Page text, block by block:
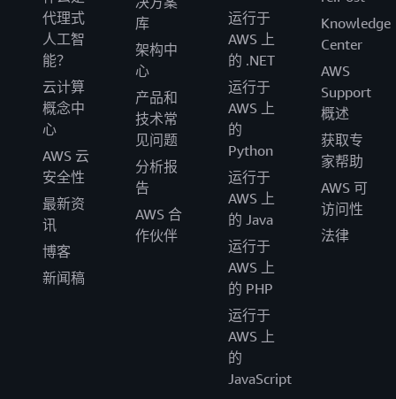
代理式
人工智
能？
云计算
概念中
心
AWS 云
安全性
最新资
讯
博客
新闻稿
库
架构中
心
产品和
技术常
见问题
分析报
告
AWS 合
作伙伴
运行于
AWS 上
的 .NET
运行于
AWS 上
的
Python
运行于
AWS 上
的 Java
运行于
AWS 上
的 PHP
运行于
AWS 上
的
JavaScript
Knowledge
Center
AWS
Support
概述
获取专
家帮助
AWS 可
访问性
法律